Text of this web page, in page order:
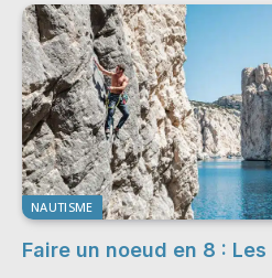
NAUTISME
Faire un noeud en 8 :